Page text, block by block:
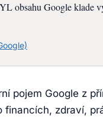
obsahu Google klade
pojem Google z
zdraví,